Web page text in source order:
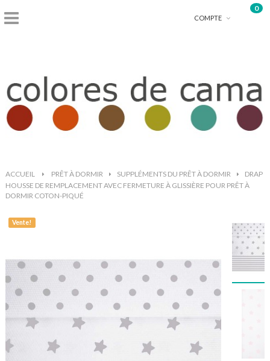
shopping_basket
0
COMPTE
ACCUEIL > PRÊT À DORMIR > SUPPLÉMENTS DU PRÊT À DORMIR >
DRAP
HOUSSE DE REMPLACEMENT AVEC FERMETURE À GLISSIÈRE POUR PRÊT À
DORMIR COTON-PIQUÉ
Vente!